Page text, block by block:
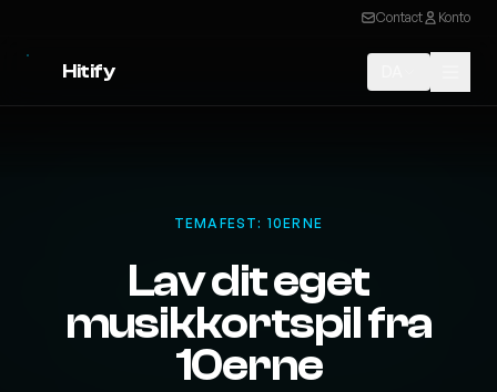
Contact Konto
Hitify
TEMAFEST: 10ERNE
Lav dit eget
musikkortspil fra
10erne